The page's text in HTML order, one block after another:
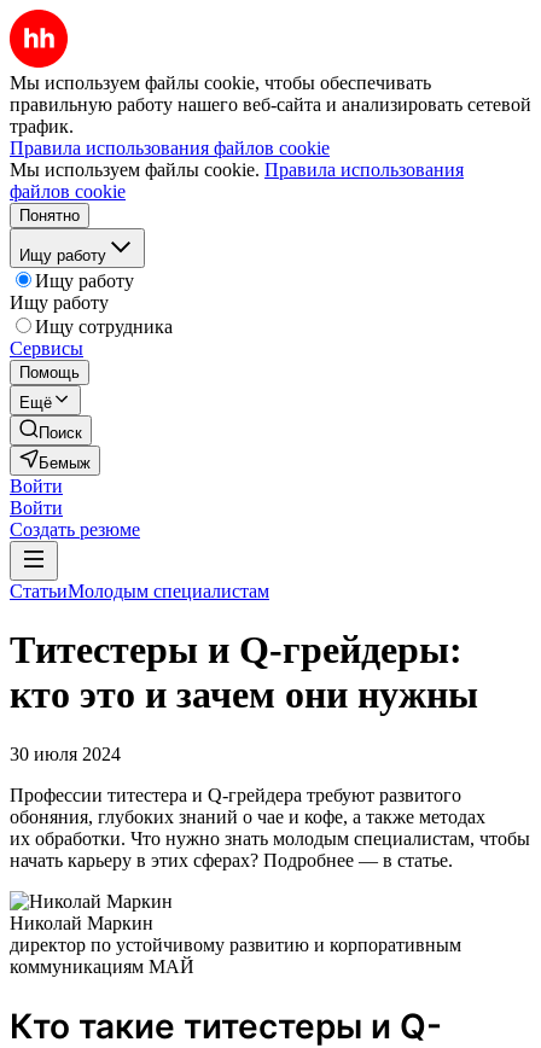
Мы используем файлы cookie, чтобы обеспечивать
правильную работу нашего веб-сайта и анализировать сетевой
трафик.
Правила использования файлов cookie
Мы используем файлы cookie. Правила использования
файлов cookie
Понятно
Ищу работу
Ищу работу
Ищу работу
Ищу сотрудника
Сервисы
Помощь
Ещё
Поиск
Бемыж
Войти
Войти
Создать резюме
СтатьиМолодым специалистам
Tитестеры и Q-грейдеры:
кто это и зачем они нужны
30 июля 2024
Профессии титестера и Q-грейдера требуют развитого
обоняния, глубоких знаний о чае и кофе, а также методах
их обработки. Что нужно знать молодым специалистам, чтобы
начать карьеру в этих сферах? Подробнее — в статье.
Николай Маркин
директор по устойчивому развитию и корпоративным
коммуникациям МАЙ
Кто такие титестеры и Q-